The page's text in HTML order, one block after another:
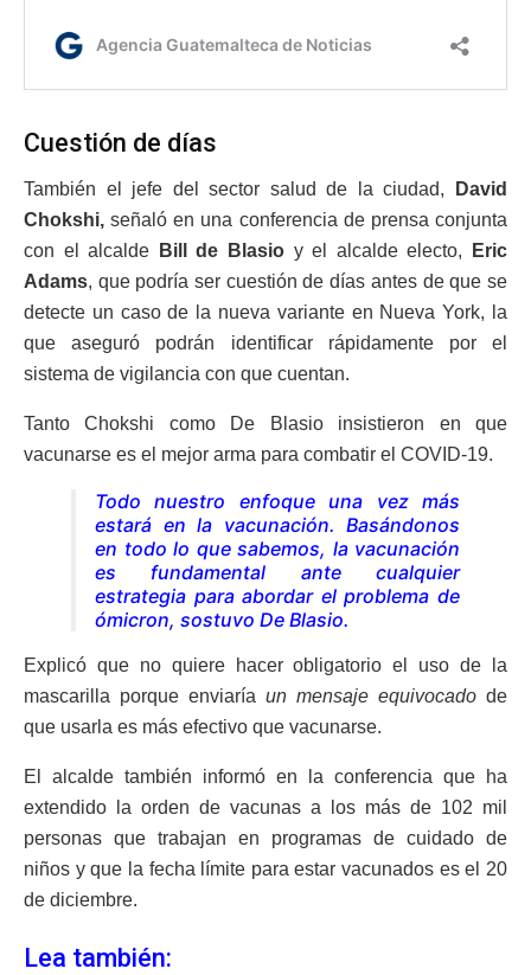
Cuestión de días
También el jefe del sector salud de la ciudad, David
Chokshi, señaló en una conferencia de prensa conjunta
con el alcalde Bill de Blasio y el alcalde electo, Eric
Adams, que podría ser cuestión de días antes de que se
detecte un caso de la nueva variante en Nueva York, la
que aseguró podrán identificar rápidamente por el
sistema de vigilancia con que cuentan.
Tanto Chokshi como De Blasio insistieron en que
vacunarse es el mejor arma para combatir el COVID-19.
Todo nuestro enfoque una vez más
estará en la vacunación. Basándonos
en todo lo que sabemos, la vacunación
es fundamental ante cualquier
estrategia para abordar el problema de
ómicron, sostuvo De Blasio.
Explicó que no quiere hacer obligatorio el uso de la
mascarilla porque enviaría un mensaje equivocado de
que usarla es más efectivo que vacunarse.
El alcalde también informó en la conferencia que ha
extendido la orden de vacunas a los más de 102 mil
personas que trabajan en programas de cuidado de
niños y que la fecha límite para estar vacunados es el 20
de diciembre.
Lea también: